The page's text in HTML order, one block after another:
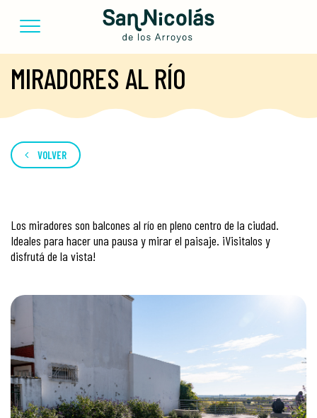
MIRADORES AL RÍO
VOLVER
Los miradores son balcones al río en pleno centro de la ciudad.
Ideales para hacer una pausa y mirar el paisaje. ¡Visitalos y
disfrutá de la vista!